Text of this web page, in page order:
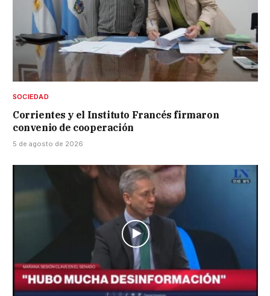
SOCIEDAD
Corrientes y el Instituto Francés firmaron
convenio de cooperación
5 de agosto de 2026